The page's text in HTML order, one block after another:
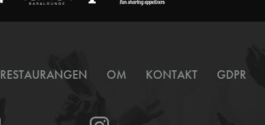
RESTAURANGEN OM KONTAKT GDPR